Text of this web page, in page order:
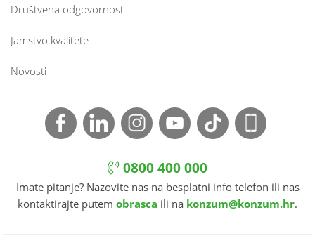
Društvena odgovornost
Jamstvo kvalitete
Novosti
0800 400 000
Imate pitanje? Nazovite nas na besplatni info telefon ili nas
kontaktirajte putem obrasca ili na konzum@konzum.hr.